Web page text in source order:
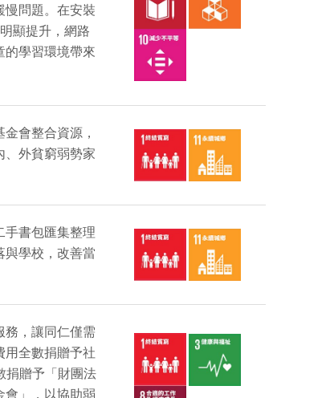
慢問題。在安裝
顯提升，網路
的學習環境帶來
會整合資源，
、外貧窮弱勢家
手書包匯集整理
與學校，改善當
務，讓同仁僅需
用全數捐贈予社
捐贈予「財團法
會」，以協助弱